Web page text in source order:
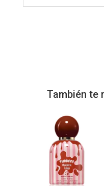
También te